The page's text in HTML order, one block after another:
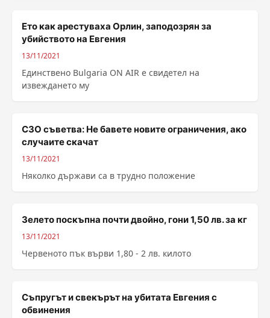
Ето как арестуваха Орлин, заподозрян за
убийството на Евгения
13/11/2021
Единствено Bulgaria ON AIR е свидетел на
извеждането му
СЗО съветва: Не бавете новите ограничения, ако
случаите скачат
13/11/2021
Няколко държави са в трудно положение
Зелето поскъпна почти двойно, гони 1,50 лв. за кг
13/11/2021
Червеното пък върви 1,80 - 2 лв. килото
Съпругът и свекърът на убитата Евгения с
обвинения